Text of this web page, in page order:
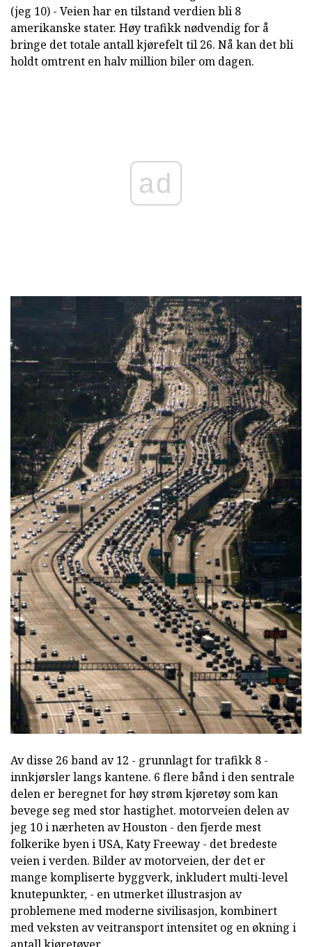
(jeg 10) - Veien har en tilstand verdien bli 8
amerikanske stater. Høy trafikk nødvendig for å
bringe det totale antall kjørefelt til 26. Nå kan det bli
holdt omtrent en halv million biler om dagen.
ad
Av disse 26 band av 12 - grunnlagt for trafikk 8 -
innkjørsler langs kantene. 6 flere bånd i den sentrale
delen er beregnet for høy strøm kjøretøy som kan
bevege seg med stor hastighet. motorveien delen av
jeg 10 i nærheten av Houston - den fjerde mest
folkerike byen i USA, Katy Freeway - det bredeste
veien i verden. Bilder av motorveien, der det er
mange kompliserte byggverk, inkludert multi-level
knutepunkter, - en utmerket illustrasjon av
problemene med moderne sivilisasjon, kombinert
med veksten av veitransport intensitet og en økning i